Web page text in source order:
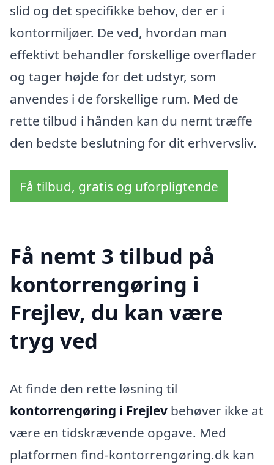
slid og det specifikke behov, der er i
kontormiljøer. De ved, hvordan man
effektivt behandler forskellige overflader
og tager højde for det udstyr, som
anvendes i de forskellige rum. Med de
rette tilbud i hånden kan du nemt træffe
den bedste beslutning for dit erhvervsliv.
Få tilbud, gratis og uforpligtende
Få nemt 3 tilbud på
kontorrengøring i
Frejlev, du kan være
tryg ved
At finde den rette løsning til
kontorrengøring i Frejlev behøver ikke at
være en tidskrævende opgave. Med
platformen find-kontorrengøring.dk kan